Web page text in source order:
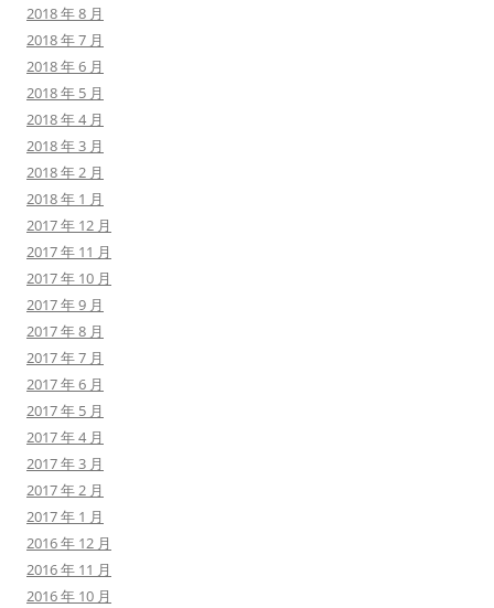
2018 年 8 月
2018 年 7 月
2018 年 6 月
2018 年 5 月
2018 年 4 月
2018 年 3 月
2018 年 2 月
2018 年 1 月
2017 年 12 月
2017 年 11 月
2017 年 10 月
2017 年 9 月
2017 年 8 月
2017 年 7 月
2017 年 6 月
2017 年 5 月
2017 年 4 月
2017 年 3 月
2017 年 2 月
2017 年 1 月
2016 年 12 月
2016 年 11 月
2016 年 10 月